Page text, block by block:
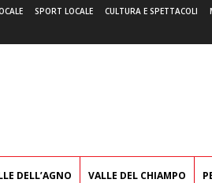
SPORT LOCALE CULTURA E SPETTACOLI
DELL’AGNO VALLE DEL CHIAMPO